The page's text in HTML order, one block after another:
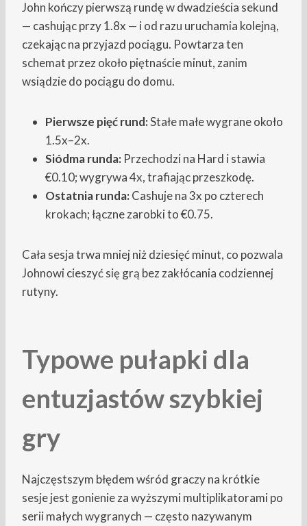
John kończy pierwszą rundę w dwadzieścia sekund
— cashując przy 1.8x — i od razu uruchamia kolejną,
czekając na przyjazd pociągu. Powtarza ten
schemat przez około piętnaście minut, zanim
wsiądzie do pociągu do domu.
Pierwsze pięć rund:Stałe małe wygrane około
1.5x–2x.
Siódma runda: Przechodzi na Hard i stawia
€0.10; wygrywa 4x, trafiając przeszkodę.
Ostatnia runda: Cashuje na 3x po czterech
krokach; łączne zarobki to €0.75.
Cała sesja trwa mniej niż dziesięć minut, co pozwala
Johnowi cieszyć się grą bez zakłócania codziennej
rutyny.
Typowe pułapki dla
entuzjastów szybkiej
gry
Najczęstszym błędem wśród graczy na krótkie
sesje jest gonienie za wyższymi multiplikatorami po
serii małych wygranych — często nazywanym